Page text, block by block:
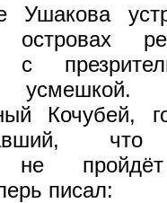
Ушакова
островах
с
Кочубей,
не
писал: